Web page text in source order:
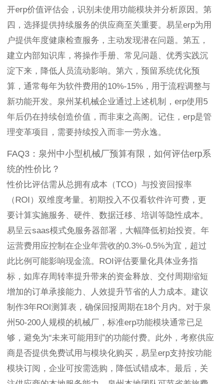
开erp价值评估会，识别未使用功能模块并分析原因。第
四，选择提供持续服务的供应商至关重要。易呈erp为用
户提供年度健康检查服务，主动发现潜在问题。第五，
建立内部知识库，将操作手册、常见问题、优秀实践沉
淀下来，降低人员流动影响。第六，预留系统优化预
算，通常每年为软件费用的10%-15%，用于流程调整与
新功能开发。泉州某机械企业通过上述机制，erp使用5
年后仍在持续创造价值，而非束之高阁。记住，erp是管
理变革项目，需要持续投入而非一劳永逸。
FAQ3：泉州中小型机械厂预算有限，如何评估erp系
统的性价比？
性价比评估需从总拥有成本（TCO）与投资回报率
（ROI）双维度考量。初期投入不仅看软件许可费，更
要计算实施服务、硬件、数据迁移、培训等隐性成本。
易呈云saas模式免服务器部署，大幅降低初始投资。年
运营费用应控制在企业年营收的0.3%-0.5%为宜，超过
此比例可能影响现金流。ROI评估要量化具体业务指
标，如库存周转率提升带来的资金释放、交付周期缩短
增加的订单承接能力、人效提升节省的人力成本。建议
制作3年ROI测算表，确保回报周期在18个月内。对于泉
州50-200人规模的机械厂，标准erp功能模块通常已足
够，避免为“未来可能用到”的功能付费。此外，考察供应
商是否提供免费试用与模块化购买，易呈erp支持按功能
模块订阅，企业可按需选购，降低试错成本。最后，关